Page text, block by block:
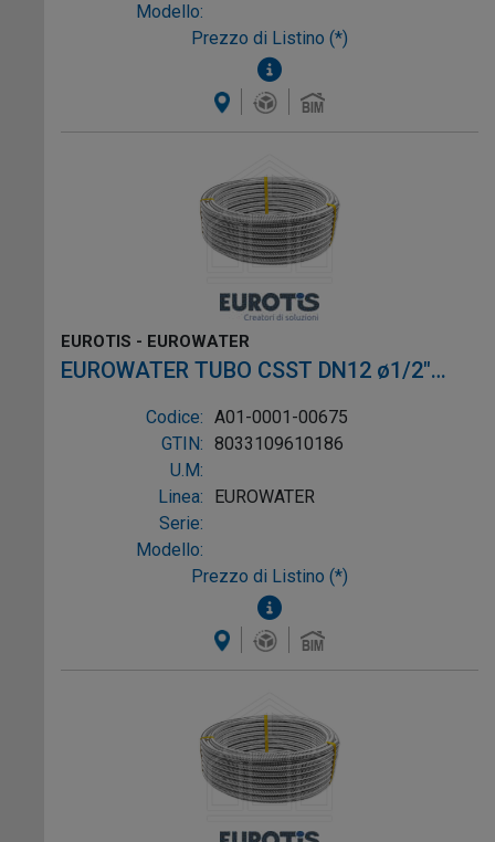
Modello:
Prezzo di Listino (*)
EUROTIS - EUROWATER
EUROWATER TUBO CSST DN12 ø1/2"
L.5m AISI316L W-1P
Codice: A01-0001-00675
GTIN: 8033109610186
U.M:
Linea:
EUROWATER
Serie:
Modello:
Prezzo di Listino (*)